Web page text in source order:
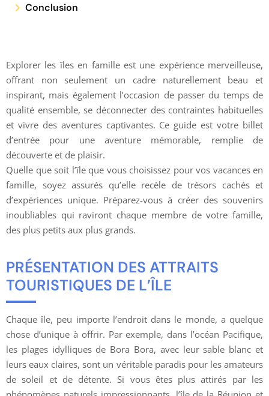
Conclusion
Explorer les îles en famille est une expérience merveilleuse,
offrant non seulement un cadre naturellement beau et
inspirant, mais également l’occasion de passer du temps de
qualité ensemble, se déconnecter des contraintes habituelles
et vivre des aventures captivantes. Ce guide est votre billet
d’entrée pour une aventure mémorable, remplie de
découverte et de plaisir.
Quelle que soit l’île que vous choisissez pour vos vacances en
famille, soyez assurés qu’elle recèle de trésors cachés et
d’expériences unique. Préparez-vous à créer des souvenirs
inoubliables qui raviront chaque membre de votre famille,
des plus petits aux plus grands.
PRÉSENTATION DES ATTRAITS
TOURISTIQUES DE L’ÎLE
Chaque île, peu importe l’endroit dans le monde, a quelque
chose d’unique à offrir. Par exemple, dans l’océan Pacifique,
les plages idylliques de Bora Bora, avec leur sable blanc et
leurs eaux claires, sont un véritable paradis pour les amateurs
de soleil et de détente. Si vous êtes plus attirés par les